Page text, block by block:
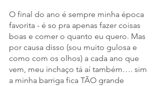
O final do ano é sempre minha época
favorita - é so pra apenas fazer coisas
boas e comer o quanto eu quero. Mas
por causa disso (sou muito gulosa e
como com os olhos) a cada ano que
vem, meu inchaço tá aí também…. sim
a minha barriga fica TÃO grande